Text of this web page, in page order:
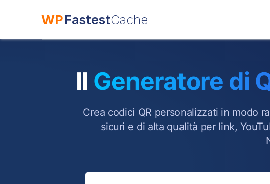
WPFastestCache
Il Generatore di
Crea codici QR personalizzati in modo
sicuri e di alta qualità per link,